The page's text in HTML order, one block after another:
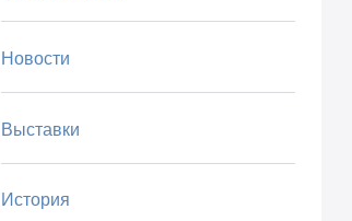
Новости
Выставки
История